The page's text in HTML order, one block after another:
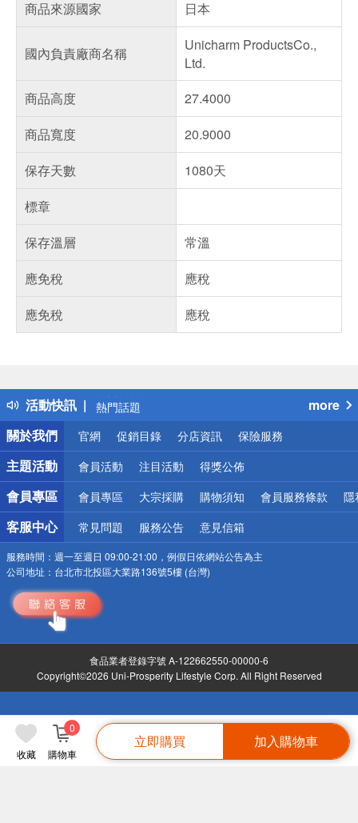
收藏 購物車
0
立即購買 加入購物車
商品來源國家
日本
國內負責廠商名稱
Unicharm ProductsCo.,
Ltd.
商品高度
27.4000
商品寬度
20.9000
保存天數
1080天
標章
保存溫層
常溫
應免稅
應稅
應免稅
應稅
活動快訊
得獎公告
熱門話題
銀行優惠
偏遠地區配送
詐騙網頁！請小心！
more
關於我們
官網 促銷目錄 分店資訊 保險服務
主題活動 會員活動 注目活動 得獎公佈
會員專區 會員專區 大宗採購 購物須知 會員服務條款 隱
客服中心 常見問題 服務公告 意見信箱
服務時間： 週一至週日 09:00-21:00，例假日依網站公告為主
公司地址： 台北市北投區大業路136號5樓 (台灣)
食品業者登錄字號 A-122662550-00000-6
Copyright©2026 Uni-Prosperity Lifestyle Corp. All Right Reserved